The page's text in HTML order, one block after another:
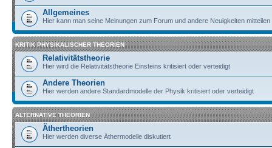
Allgemeines
Hier kann man seine Meinungen zum Forum und andere Neuigkeiten mitteilen
KRITIK PHYSIKALISCHER THEORIEN
Relativitätstheorie
Hier wird die Relativitätstheorie Einsteins kritisiert oder verteidigt
Andere Theorien
Hier werden andere Standardmodelle der Physik kritisiert oder verteidigt
ALTERNATIVE THEORIEN
Äthertheorien
Hier werden diverse Äthermodelle diskutiert